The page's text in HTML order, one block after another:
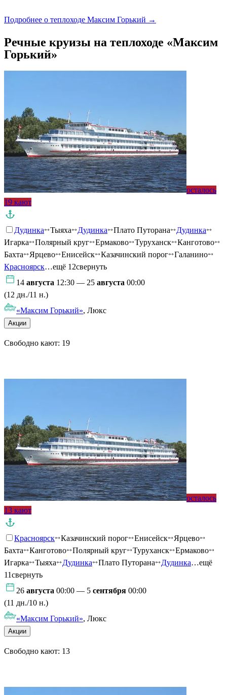
Подробнее о теплоходе Максим Горький →
Речные круизы на теплоходе «Максим
Горький»
осталось
19 кают
Дудинка Тыяха Дудинка Плато Путорана
Дудинка
Игарка
Полярный круг Ермаково Туруханск
Канготово
Бахта
Ярцево Енисейск Казачинский порог
Галанино
Красноярск…ещё 12свернуть
14 августа 12:30 — 25 августа 00:00
(12 дн./11 н.)
«Максим Горький», Люкс
Акции
Свободно кают: 19
осталось
13 кают
Красноярск Казачинский порог Енисейск
Ярцево
Бахта
Канготово Полярный круг Туруханск
Ермаково
Игарка
Тыяха Дудинка Плато Путорана Дудинка…ещё
11свернуть
26 августа 00:00 — 5 сентября 00:00
(11 дн./10 н.)
«Максим Горький», Люкс
Акции
Свободно кают: 13